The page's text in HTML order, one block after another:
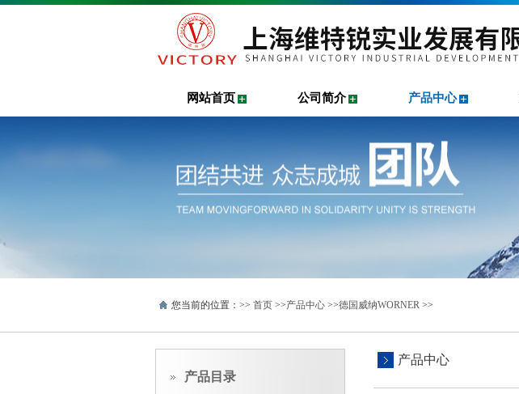
网站首页 公司简介 产品中心
您当前的位置：>> 首页 >>产品中心 >>德国威纳WORNER >>
产品目录
产品中心